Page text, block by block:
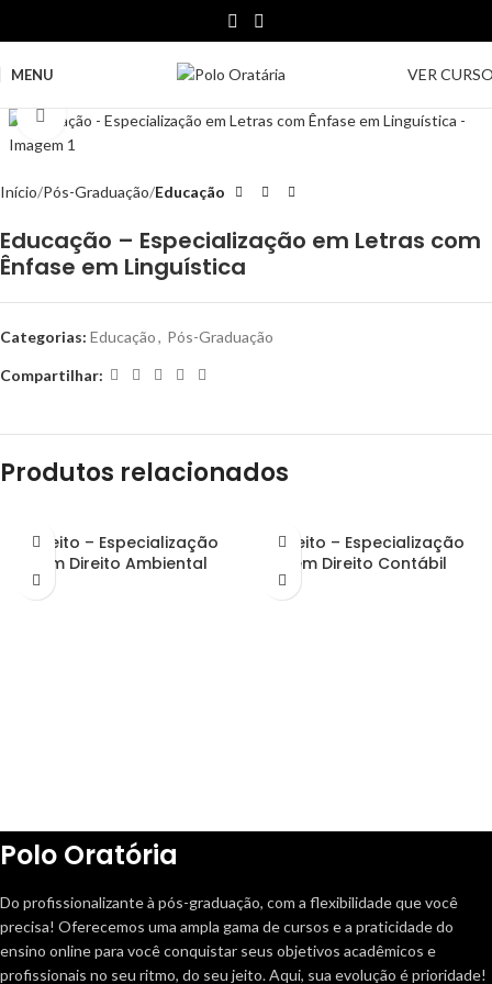
MENU VER
Clique para ampliar
Início Pós-Graduação Educação
Educação – Especialização em Letras com
Ênfase em Linguística
Categorias: Educação, Pós-Graduação
Compartilhar:
Produtos relacionados
Direito – Especialização
em Direito Ambiental
Direito – Especialização
em Direito Contábil
Polo Oratória
Do profissionalizante à pós-graduação, com a flexibilidade que você
precisa! Oferecemos uma ampla gama de cursos e a praticidade do
ensino online para você conquistar seus objetivos acadêmicos e
profissionais no seu ritmo, do seu jeito. Aqui, sua evolução é prioridade!